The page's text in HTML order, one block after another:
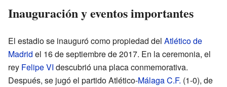
Inauguración y eventos importantes
El estadio se inauguró como propiedad del Atlético de
Madrid el 16 de septiembre de 2017. En la ceremonia, el
rey Felipe VI descubrió una placa conmemorativa.
Después, se jugó el partido Atlético-Málaga C.F. (1-0), de